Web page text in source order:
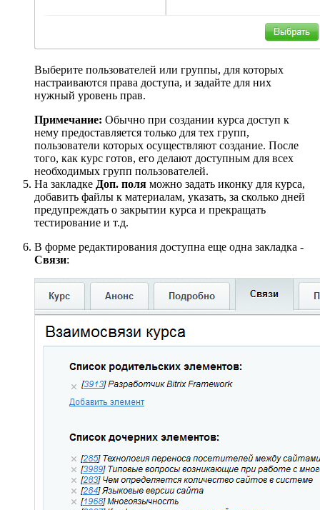
Выберите пользователей или группы, для которых
настраиваются права доступа, и задайте для них
нужный уровень прав.
Примечание: Обычно при создании курса доступ к
нему предоставляется только для тех групп,
пользователи которых осуществляют создание. После
того, как курс готов, его делают доступным для всех
необходимых групп пользователей.
На закладке Доп. поля можно задать иконку для курса,
добавить файлы к материалам, указать, за сколько дней
предупреждать о закрытии курса и прекращать
тестирование и т.д.
В форме редактирования доступна еще одна закладка -
Связи: